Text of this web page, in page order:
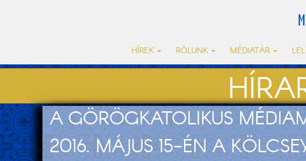
HÍREK RÓLUNK MÉDIATÁR
A GÖRÖGKATOLIKUS
2016. MÁJUS 15-ÉN A